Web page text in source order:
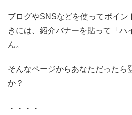
ブログやSNSなどを使ってポイン
きには、紹介バナーを貼って「ハ
ん。
そんなページからあなただったら
か？
・・・・